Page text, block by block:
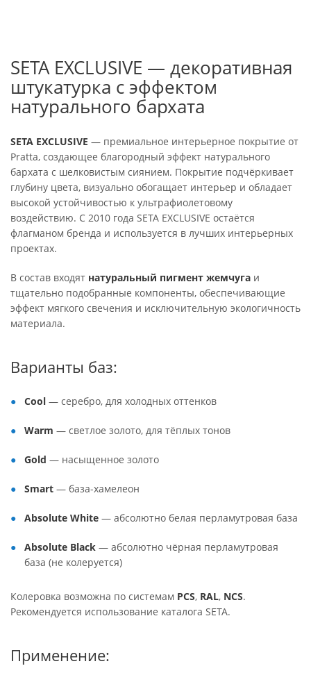
SETA EXCLUSIVE — декоративная
штукатурка с эффектом
натурального бархата
SETA EXCLUSIVE — премиальное интерьерное покрытие от
Pratta, создающее благородный эффект натурального
бархата с шелковистым сиянием. Покрытие подчёркивает
глубину цвета, визуально обогащает интерьер и обладает
высокой устойчивостью к ультрафиолетовому
воздействию. С 2010 года SETA EXCLUSIVE остаётся
флагманом бренда и используется в лучших интерьерных
проектах.
В состав входят натуральный пигмент жемчуга и
тщательно подобранные компоненты, обеспечивающие
эффект мягкого свечения и исключительную экологичность
материала.
Варианты баз:
Cool — серебро, для холодных оттенков
Warm — светлое золото, для тёплых тонов
Gold — насыщенное золото
Smart — база-хамелеон
Absolute White — абсолютно белая перламутровая база
Absolute Black — абсолютно чёрная перламутровая
база (не колеруется)
Колеровка возможна по системам PCS, RAL, NCS.
Рекомендуется использование каталога SETA.
Применение: